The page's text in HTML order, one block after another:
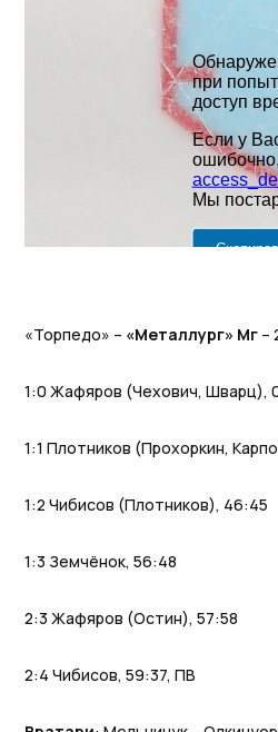
«Торпедо» – «Металлург» Мг –
1:0 Жафяров (Чехович, Шварц),
1:1 Плотников (Прохоркин,
1:2 Чибисов (Плотников), 46:45
1:3 Земчёнок, 56:48
2:3 Жафяров (Остин), 57:58
2:4 Чибисов, 59:37, ПВ